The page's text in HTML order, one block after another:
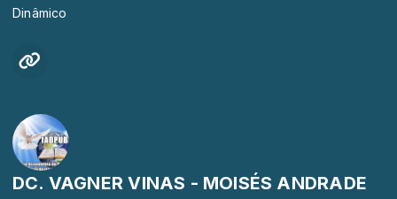
Dinâmico
DC. VAGNER VINAS - MOISÉS ANDRADE